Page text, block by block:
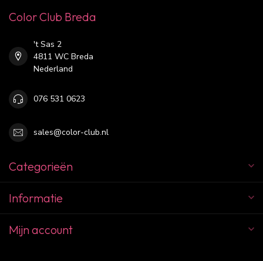
Color Club Breda
't Sas 2
4811 WC Breda
Nederland
076 531 0623
sales@color-club.nl
Categorieën
Informatie
Mijn account